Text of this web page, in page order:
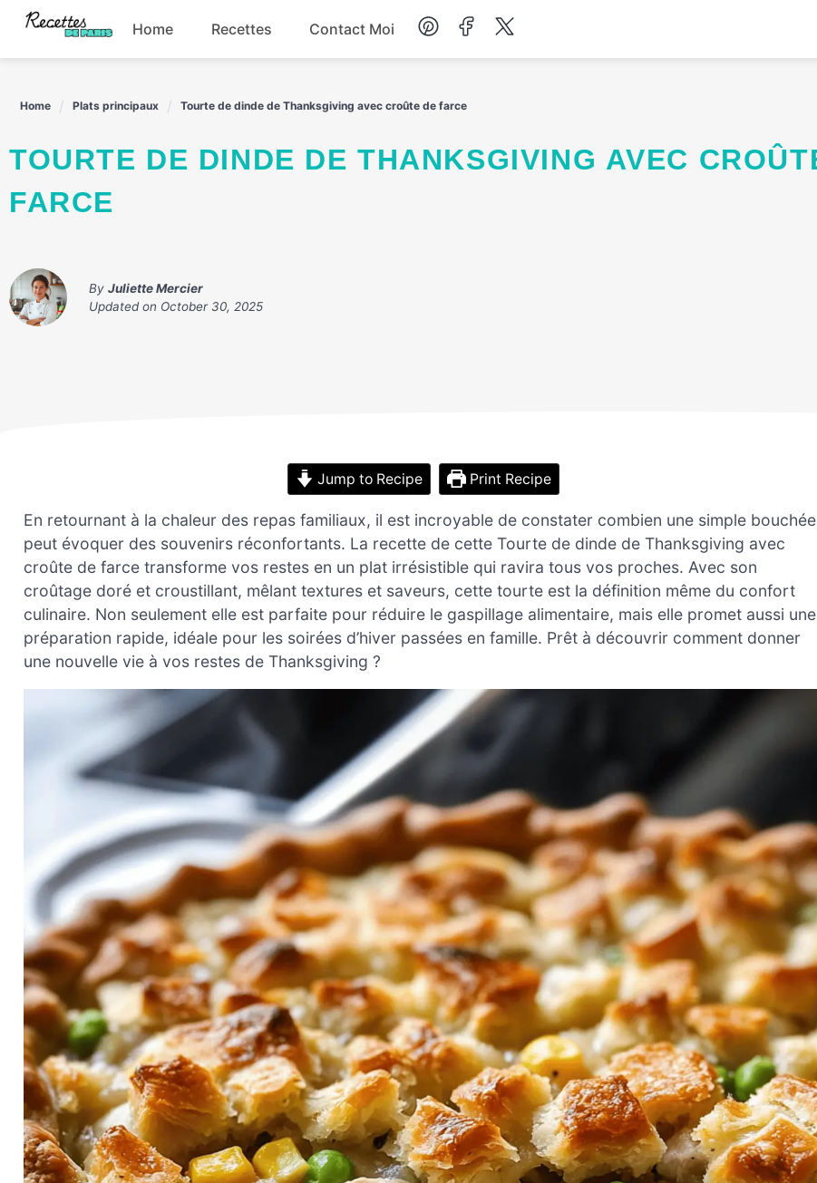
Skip
content
Home Recettes Contact Moi
Home Plats principaux Tourte de dinde de Thanksgiving avec croûte de farce
TOURTE DE DINDE DE THANKSGIVING AVEC CROÛTE DE
FARCE
By Juliette Mercier
Updated on October 30, 2025
Jump to Recipe Print Recipe
En retournant à la chaleur des repas familiaux, il est incroyable de constater combien une simple bouchée
peut évoquer des souvenirs réconfortants. La recette de cette Tourte de dinde de Thanksgiving avec
croûte de farce transforme vos restes en un plat irrésistible qui ravira tous vos proches. Avec son
croûtage doré et croustillant, mêlant textures et saveurs, cette tourte est la définition même du confort
culinaire. Non seulement elle est parfaite pour réduire le gaspillage alimentaire, mais elle promet aussi une
préparation rapide, idéale pour les soirées d’hiver passées en famille. Prêt à découvrir comment donner
une nouvelle vie à vos restes de Thanksgiving ?